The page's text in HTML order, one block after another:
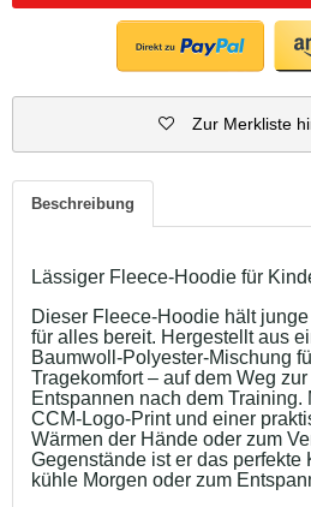
Zur Merkliste
Beschreibung
Lässiger Fleece-Hoodie für
Dieser Fleece-Hoodie hält
für alles bereit. Hergestellt aus
Baumwoll-Polyester-Mischung
Tragekomfort – auf dem Weg
Entspannen nach dem Training.
CCM-Logo-Print und einer
Wärmen der Hände oder zum
Gegenstände ist er das perfekte
kühle Morgen oder zum